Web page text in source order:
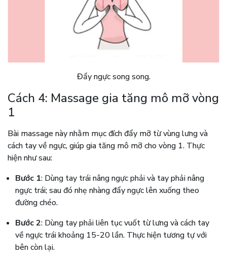
Đẩy ngực song song.
Cách 4: Massage gia tăng mô mỡ vòng
1
Bài massage này nhằm mục đích đẩy mỡ từ vùng lưng và
cách tay về ngực, giúp gia tăng mô mỡ cho vòng 1. Thực
hiện như sau:
Bước 1: Dùng tay trái nâng ngực phải và tay phải nâng
ngực trái; sau đó nhẹ nhàng đẩy ngực lên xuống theo
đường chéo.
Bước 2: Dùng tay phải liên tục vuốt từ lưng và cách tay
về ngực trái khoảng 15-20 lần. Thực hiện tương tự với
bên còn lại.